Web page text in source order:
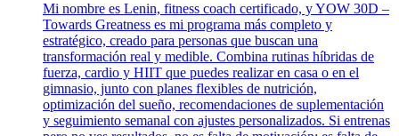
Mi nombre es Lenin, fitness coach certificado, y YOW 30D –
Towards Greatness es mi programa más completo y
estratégico, creado para personas que buscan una
transformación real y medible. Combina rutinas híbridas de
fuerza, cardio y HIIT que puedes realizar en casa o en el
gimnasio, junto con planes flexibles de nutrición,
optimización del sueño, recomendaciones de suplementación
y seguimiento semanal con ajustes personalizados. Si entrenas